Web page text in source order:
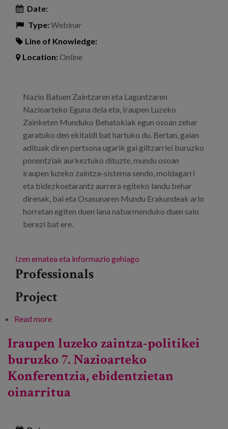
Date:
Type:Webinar
Line of Knowledge:
Location:Online
Nazio Batuen Zaintzaren eta Laguntzaren
Nazioarteko Eguna dela eta, Iraupen Luzeko
Zainketen Munduko Behatokiak egun osoan zehar
garatuko den ekitaldi bat hartuko du. Bertan, gaian
adituak diren pertsona ugarik gai giltzarriei buruzko
ponentziak aurkeztuko dituzte, mundu osoan
iraupen luzeko zaintza-sistema sendo, moldagarri
eta bidezkoetarantz aurrera egiteko landu behar
direnak, bai eta Osasunaren Mundu Erakundeak arlo
horretan egiten duen lana nabarmenduko duen saio
berezi bat ere.
Izen ematea eta informazio gehiago
Professionals
Project
Read moreabout Iraupen luzeko zaintza-sistema sendo,
Iraupen luzeko zaintza-politikei
buruzko 7. Nazioarteko
Konferentzia, ebidentzietan
oinarritua